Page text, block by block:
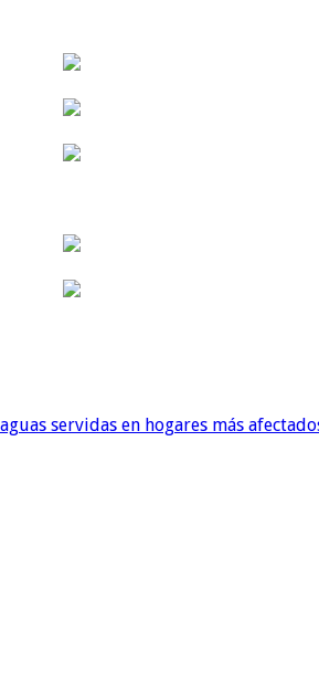
servidas en hogares más